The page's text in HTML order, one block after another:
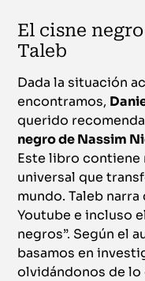
El cisne
Taleb
Dada la situación
encontramos,
querido
negro de Nassim
Este libro contiene
universal que
mundo. Taleb
Youtube e incluso
negros”. Según el
basamos en
olvidándonos de lo